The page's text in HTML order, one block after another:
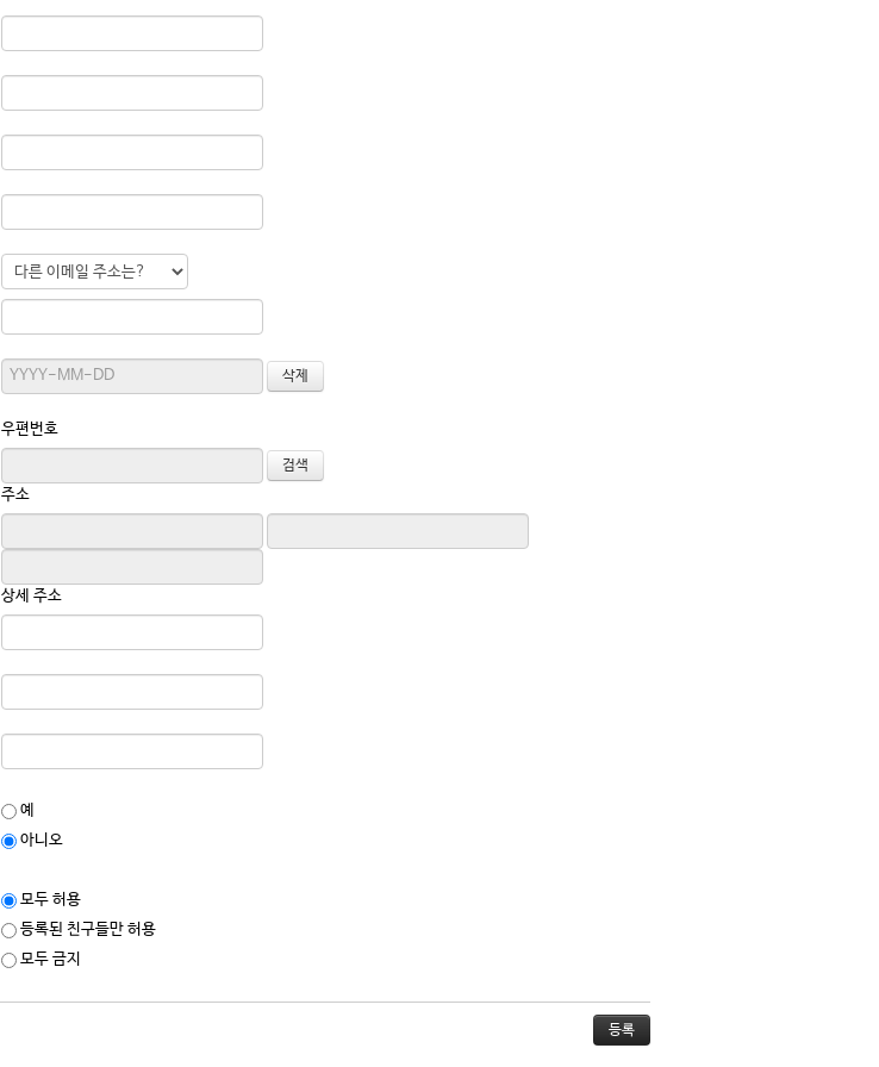
우편번호
주소
상세 주소
예
아니오
모두 허용
등록된 친구들만 허용
모두 금지